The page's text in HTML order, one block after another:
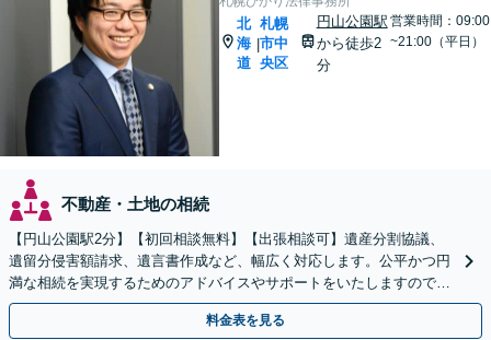
北
海
道
|
札幌
市中
央区
円山公園駅
から徒歩2
分
営業時間：09:00
~21:00（平日）
不動産・土地の相続
【円山公園駅2分】【初回相談無料】【出張相談可】遺産分割協議、
遺留分侵害額請求、遺言書作成など、幅広く対応します。公平かつ円
満な相続を実現するためのアドバイスやサポートをいたしますので、
ぜひご相談ください。【電話相談可】【休日・夜間面談可】
料金表を見る